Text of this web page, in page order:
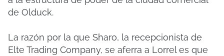
de Olduck.
La razón por la que Sharo, la recepcionista de
Elte Trading Company, se aferra a Lorrel es que